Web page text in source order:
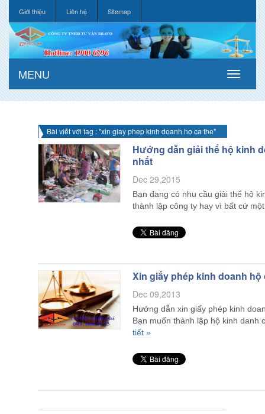
Giới thiệu Liên hệ Sitemap
MENU
Bài viết với tag : "xin giay phep kinh doanh ho ca the"
Hướng dẫn giải thể hộ kinh
nhất
Dec 29,2015
Bạn đang có nhu cầu giải thể hộ
thành lập công ty hay vì bất cứ
Xin giấy phép kinh doanh hộ
Dec 09,2013
Hướng dẫn xin giấy phép kinh
Bạn muốn thành lập hộ kinh
tiết »